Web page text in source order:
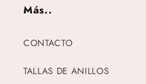
Más..
CONTACTO
TALLAS DE ANILLOS